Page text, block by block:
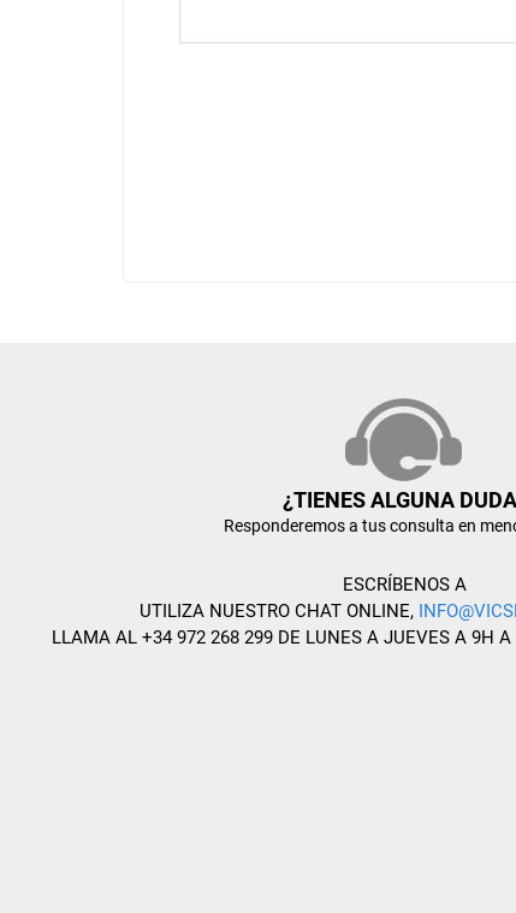
¿TIENES ALGUNA
Responderemos a tus consulta en
ESCRÍBENOS A
UTILIZA NUESTRO CHAT ONLINE,
LLAMA AL +34 972 268 299 DE LUNES A JUEVES A 9H